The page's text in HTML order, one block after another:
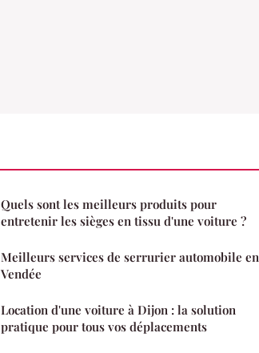
Quels sont les meilleurs produits pour
entretenir les sièges en tissu d'une voiture ?
Meilleurs services de serrurier automobile en
Vendée
Location d'une voiture à Dijon : la solution
pratique pour tous vos déplacements